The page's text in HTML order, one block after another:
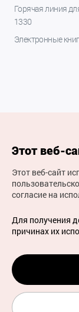
Горячая линия
1330
Электронные
(с)
права
Для
работой веб-
официальный
Этот веб-
Этот веб-сайт
согласие на
Для получения
причинах их